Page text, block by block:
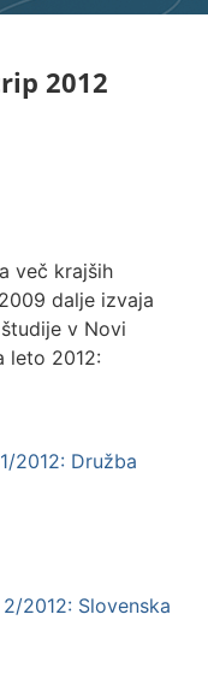
2012
več krajših
dalje izvaja
v Novi
leto 2012:
2012: Družba
2012: Slovenska